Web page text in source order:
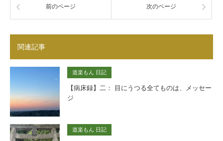
前のページ 次のページ
関連記事
道楽もん 日記
【病床録】二： 目にうつる全てものは、メッセー
ジ
道楽もん 日記